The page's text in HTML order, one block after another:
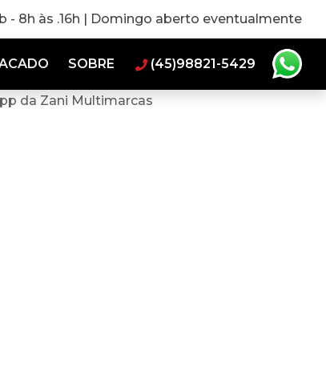
- 8h às .16h | Domingo aberto eventualmente
SOBRE (45)98821-5429
da Zani Multimarcas